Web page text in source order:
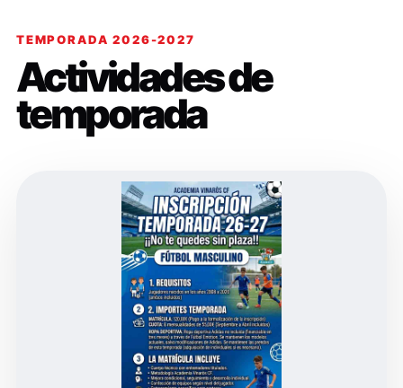
TEMPORADA 2026-2027
Actividades de
temporada